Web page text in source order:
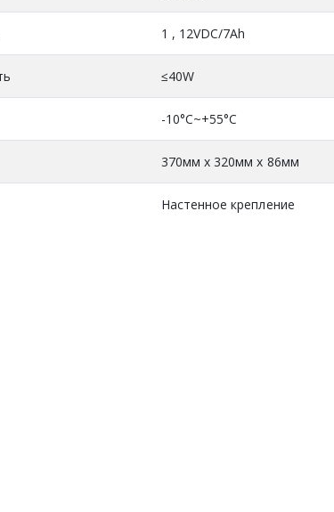
1 , 12VDC/7Ah
≤40W
-10°C~+55°C
370мм x 320мм x 86мм
Настенное крепление